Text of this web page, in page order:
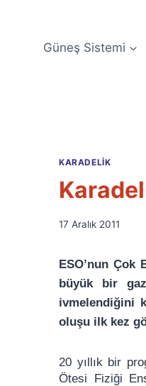
Güneş Sistemi
KARADELIK
By
Özyar
17 Aralık 2011
ESO’nun Çok
büyük bir
ivmelendiğini
oluşu ilk kez
20 yıllık bir
Ötesi Fiziği